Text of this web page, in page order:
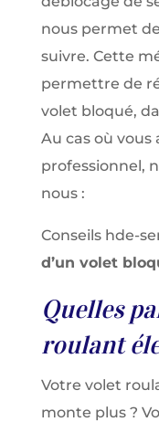
nous permet
suivre. Cette
permettre de
volet bloqué,
Au cas où vous
professionnel,
nous :
Conseils hde-
d’un volet
Quelles
roulant
Votre volet
monte plus ?